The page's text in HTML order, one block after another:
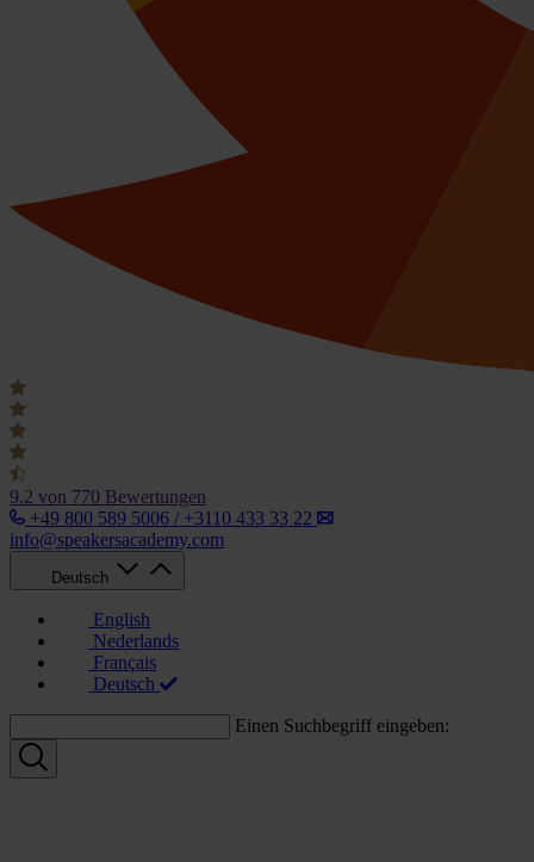
9.2 von 770 Bewertungen
+49 800 589 5006 / +3110 433 33 22
info@speakersacademy.com
Deutsch
English
Nederlands
Français
Deutsch
Einen Suchbegriff eingeben: